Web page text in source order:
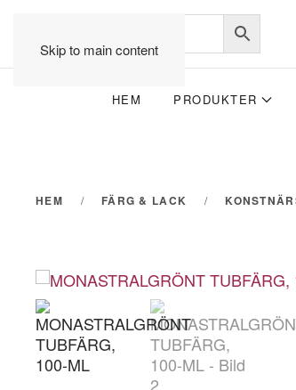
Skip to main content
HEM PRODUKTER
HEM FÄRG & LACK